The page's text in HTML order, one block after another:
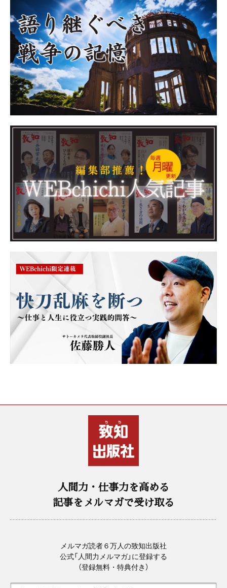
人間力・仕事力を高める
記事をメルマガで受け取る
メルマガ読者６万人の致知出版社
公式「人間力メルマガ」に登録する
（登録無料・特典付き）